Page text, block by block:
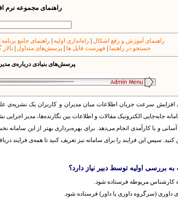
راهنمای مجموعه نرم
راهنمای آموزش و رفع اشکال راه‌اندازی اولیه راهنمای جامع برنامه
جستجو در راهنما
فهرست فایل ها پرسش‌های متداول
پرسش‌های بنیادی درباره‌ی
افزایش سرعت جریان اطلاعات میان مدیران و کاربران یک نشریه‌ی
جابه‌جایی الکترونیک مقالات و اطلاعات بین نگارنده‌ها، مدیر
آسانی و با کارآمدی انجام می‌دهد. برای بهره‌برداری بهتر از این
کنید. سپس این فرایند را برای سامانه نیز تعریف کنید تا همه‌ی فرایند
کارشناس مربوطه فرستاده شود.
داوری (سرگروه داوری یا داور) فرستاده شود.